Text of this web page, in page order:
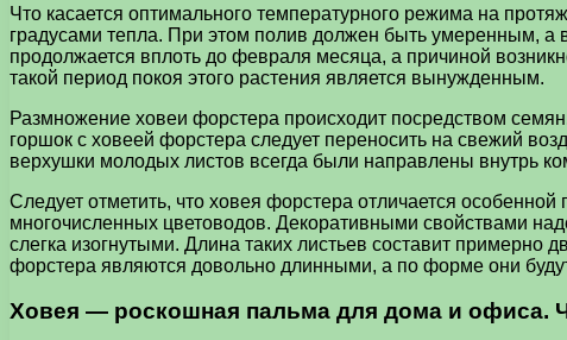
Что касается оптимального температурного режима на
градусами тепла. При этом полив должен быть умеренным, а
продолжается вплоть до февраля месяца, а причиной
такой период покоя этого растения является вынужденным.
Размножение ховеи форстера происходит посредством
горшок с ховеей форстера следует переносить на свежий
верхушки молодых листов всегда были направлены внутрь
Следует отметить, что ховея форстера отличается
многочисленных цветоводов. Декоративными свойствами
слегка изогнутыми. Длина таких листьев составит примерно
форстера являются довольно длинными, а по форме они
Ховея — роскошная пальма для дома и офиса.